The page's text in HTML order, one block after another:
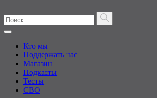
Кто мы
Поддержать нас
Магазин
Подкасты
Тесты
СВО